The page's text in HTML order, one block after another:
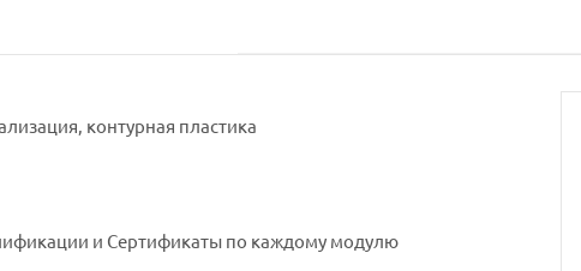
контурная пластика
и Сертификаты по каждому модулю